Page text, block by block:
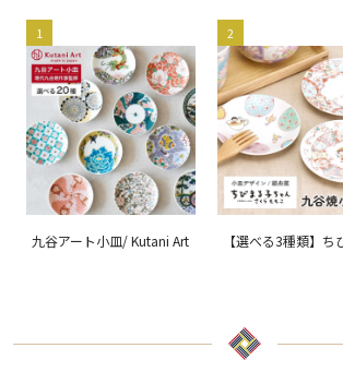
1
九谷アート小皿/ Kutani Art
2
【選べる3種類】ち